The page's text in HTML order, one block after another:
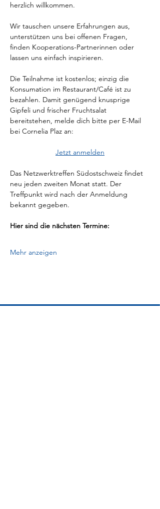
herzlich willkommen.
Wir tauschen unsere Erfahrungen aus,
unterstützen uns bei offenen Fragen,
finden Kooperations-Partnerinnen oder
lassen uns einfach inspirieren.
Die Teilnahme ist kostenlos; einzig die
Konsumation im Restaurant/Café ist zu
bezahlen. Damit genügend knusprige
Gipfeli und frischer Fruchtsalat
bereitstehen, melde dich bitte per E-Mail
bei Cornelia Plaz an:
Jetzt anmelden
Das Netzwerktreffen Südostschweiz findet
neu jeden zweiten Monat statt. Der
Treffpunkt wird nach der Anmeldung
bekannt gegeben.
Hier sind die nächsten Termine:
Mehr anzeigen